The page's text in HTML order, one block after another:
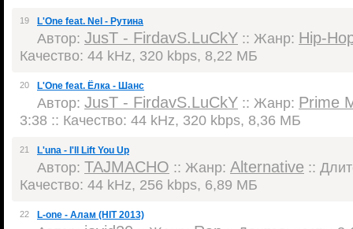
19 L'One feat. Nel - Рутина
Автор: JusT - FirdavS.LuCkY :: Жанр: Hip-
Качество: 44 kHz, 320 kbps, 8,22 МБ
20 L'One feat. Ёлка - Шанс
Автор: JusT - FirdavS.LuCkY :: Жанр: Prime
3:38 :: Качество: 44 kHz, 320 kbps, 8,36 МБ
21 L'una - I'll Lift You Up
Автор: TAJMACHO :: Жанр: Alternative ::
Качество: 44 kHz, 256 kbps, 6,89 МБ
22 L-one - Алам (HIT 2013)